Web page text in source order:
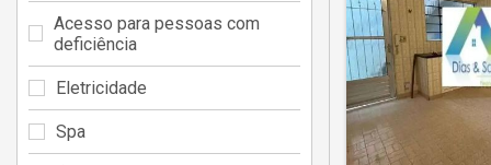
Acesso para pessoas com
deficiência
Eletricidade
Spa